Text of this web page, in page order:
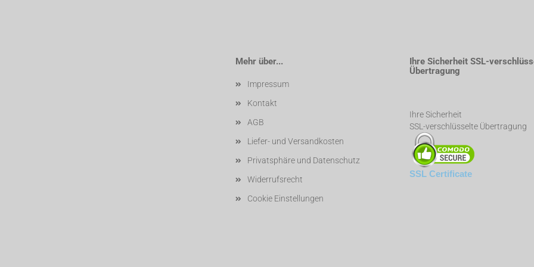
Mehr über...
Impressum
Kontakt
AGB
Liefer- und Versandkosten
Privatsphäre und Datenschutz
Widerrufsrecht
Cookie Einstellungen
Ihre Sicherheit SSL-
Übertragung
Ihre Sicherheit
SSL-verschlüsselte Übertragung
SSL Certificate